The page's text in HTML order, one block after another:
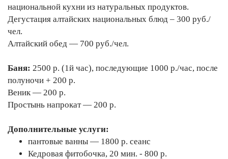
национальной кухни из натуральных продуктов.
Дегустация алтайских национальных блюд – 300 руб./
чел.
Алтайский обед — 700 руб./чел.
Баня: 2500 р. (1й час), последующие 1000 р./час, после
полуночи + 200 р.
Веник — 200 р.
Простынь напрокат — 200 р.
Дополнительные услуги:
пантовые ванны — 1800 р. сеанс
Кедровая фитобочка, 20 мин. - 800 р.